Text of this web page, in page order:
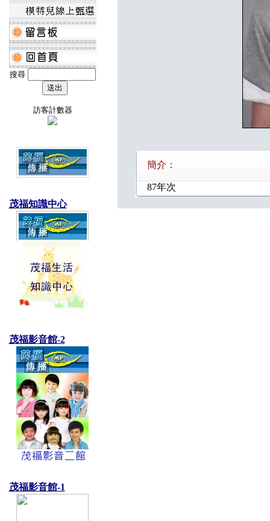
搜尋
訪客計數器
茂福知識中心
茂福影音館-2
茂福影音館-1
簡介：
87年次